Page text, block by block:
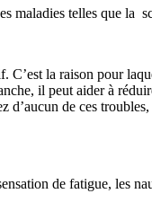
telles que la
la raison pour
il peut aider à
de ces
de fatigue, les